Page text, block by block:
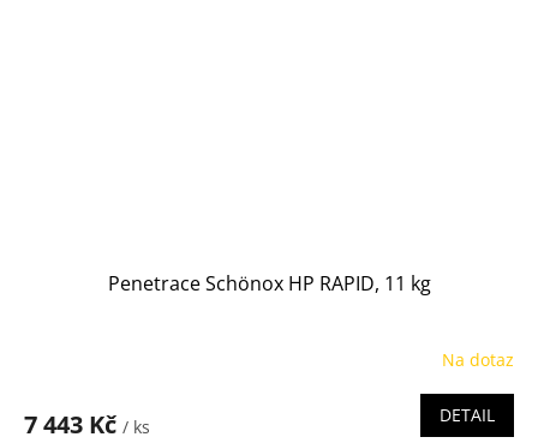
Penetrace Schönox HP RAPID, 11 kg
Na dotaz
7 443 Kč / ks
DETAIL